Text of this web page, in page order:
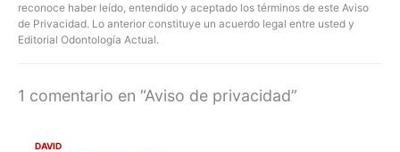
reconoce haber leído, entendido y aceptado los términos de este Aviso
de Privacidad. Lo anterior constituye un acuerdo legal entre usted y
Editorial Odontología Actual.
1 comentario en “Aviso de privacidad”
DAVID